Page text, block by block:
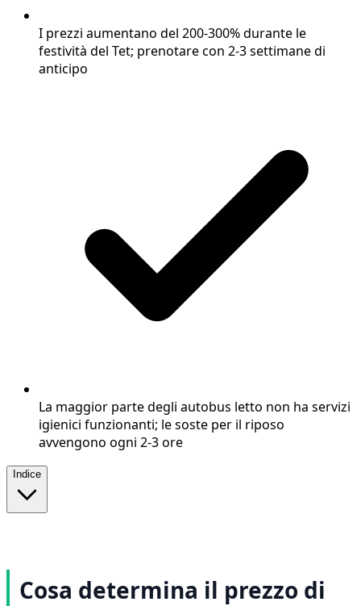
I prezzi aumentano del 200-300% durante le
festività del Tet; prenotare con 2-3 settimane di
anticipo
La maggior parte degli autobus letto non ha servizi
igienici funzionanti; le soste per il riposo
avvengono ogni 2-3 ore
Indice
Cosa determina il prezzo di